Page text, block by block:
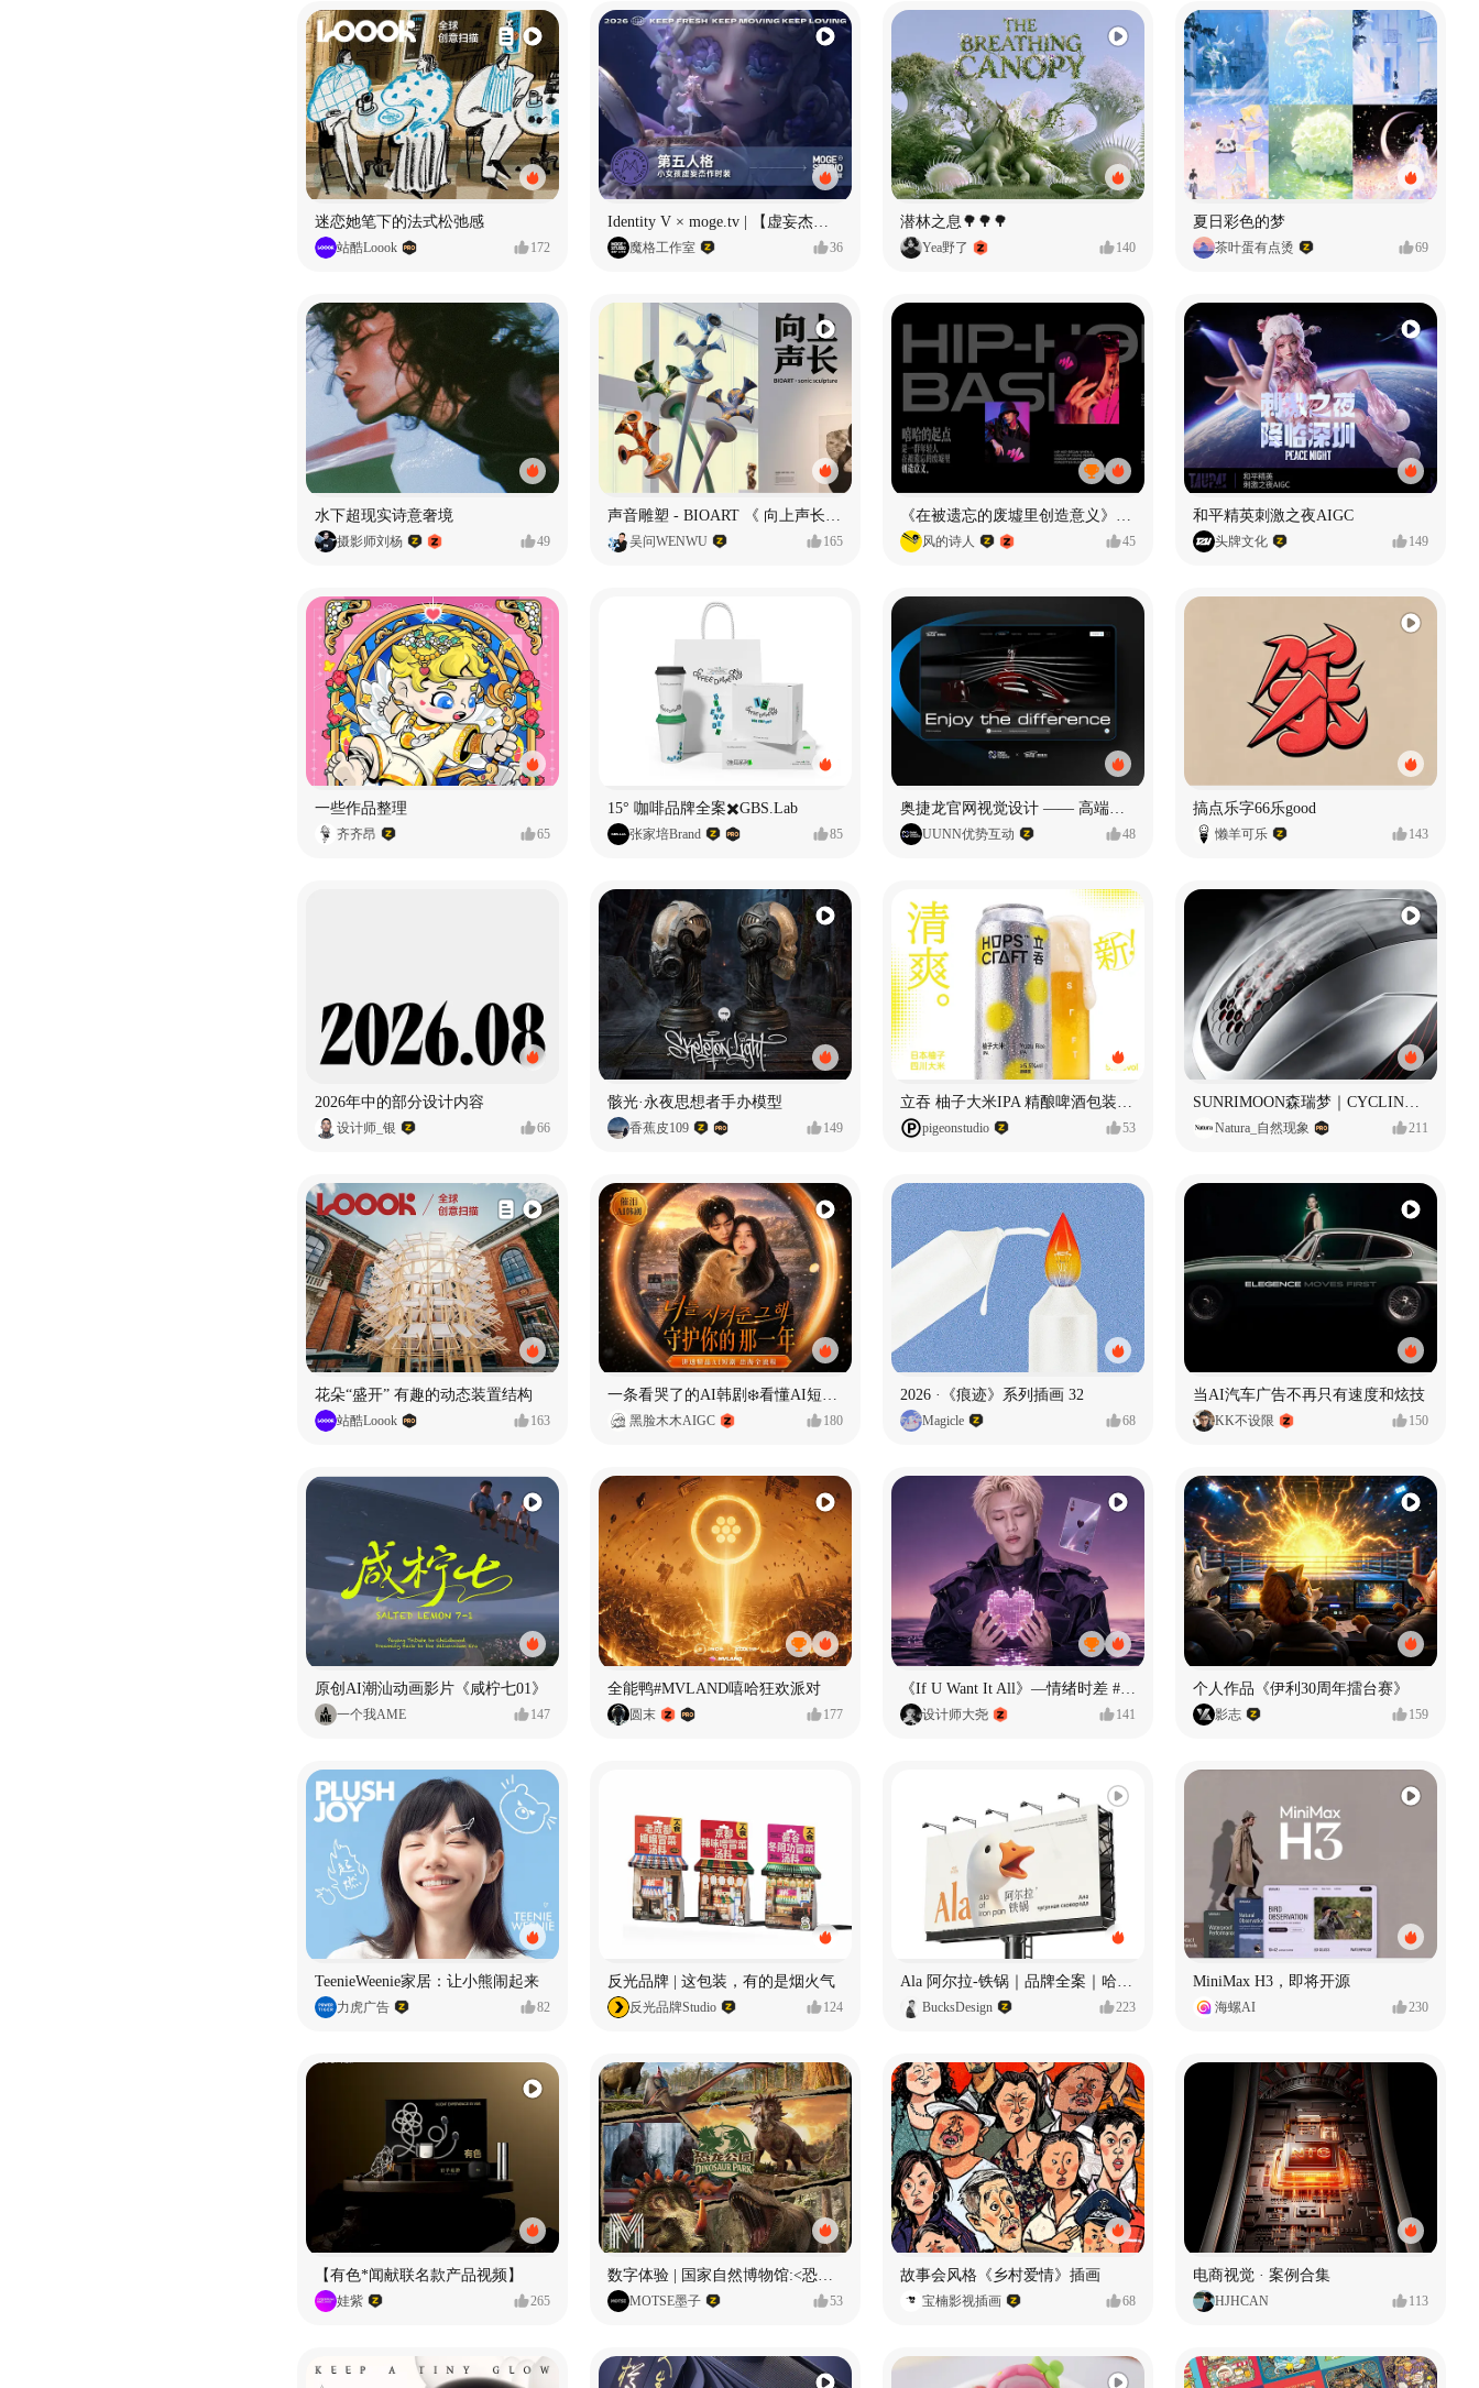
迷恋她笔下的法式松弛感
站酷Loook 172
Identity V × moge.tv | 【虚妄杰作时装】“小女孩”
魔格工作室 36
潜林之息🌳🌳🌳
Yea野了 140
夏日彩色的梦
茶叶蛋有点烫 69
水下超现实诗意奢境
摄影师刘杨 49 吴问WENWU 165 风的诗人 45
和平精英刺激之夜AIGC
头牌文化 149
一些作品整理
齐齐昂 65
15° 咖啡品牌全案✖️GBS.Lab
张家培Brand 85
奥捷龙官网视觉设计 —— 高端网站建设
UUNN优势互动 48
搞点乐字66乐good
懒羊可乐 143
2026年中的部分设计内容
设计师_银 66
骸光·永夜思想者手办模型
香蕉皮109 149 pigeonstudio 53 Natura_自然现象 211
花朵“盛开” 有趣的动态装置结构
站酷Loook 163
一条看哭了的AI韩剧❄️看懂AI短剧出海全流程
黑脸木木AIGC 180
2026 ·《痕迹》系列插画 32
Magicle 68
当AI汽车广告不再只有速度和炫技
KK不设限 150
原创AI潮汕动画影片《咸柠七01》
一个我AME 147
全能鸭#MVLAND嘻哈狂欢派对
圆末 177 设计师大尧 141
个人作品《伊利30周年擂台赛》
影志 159
TeenieWeenie家居：让小熊闹起来
力虎广告 82
反光品牌 | 这包装，有的是烟火气
反光品牌Studio 124
Ala 阿尔拉-铁锅｜品牌全案｜哈尔滨
BucksDesign 223
MiniMax H3，即将开源
海螺AI 230
【有色*闻献联名款产品视频】
娃紫 265 MOTSE墨子 53
故事会风格《乡村爱情》插画
宝楠影视插画 68
电商视觉 · 案例合集
HJHCAN 113